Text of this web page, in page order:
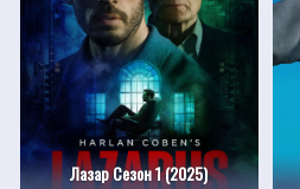
Лазар Сезон 1 (2025)